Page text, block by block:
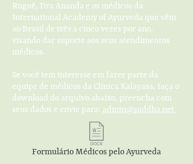
Ruguê, Dra Ananda e os médicos da
International Academy of Ayurveda que vêm
ao Brasil de três a cinco vezes por ano,
visando dar suporte aos seus atendimentos
médicos.
Se você tem interesse em fazer parte da
equipe de médicos da Clínica Kalayasa, faça o
download do arquivo abaixo, preencha com
seus dados e envie para: admin@suddha.net
Formulário Médicos pelo Ayurveda